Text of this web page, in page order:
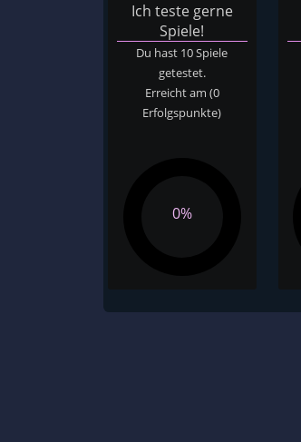
Ich teste gerne
Spiele!
Du hast 10 Spiele
getestet.
Erreicht am (0
Erfolgspunkte)
0%